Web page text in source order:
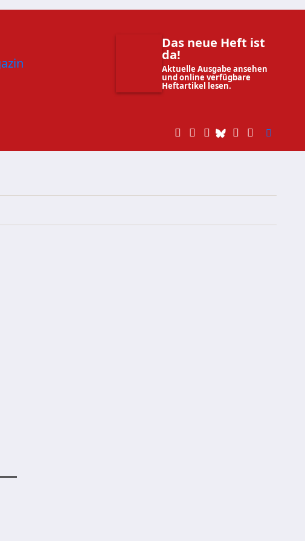
Das neue Heft ist
da!
Aktuelle Ausgabe ansehen
und online verfügbare
Heftartikel lesen.